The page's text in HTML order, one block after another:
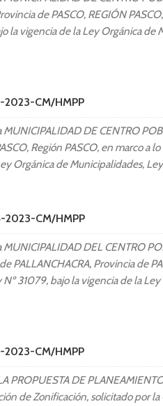
Administrativos)
Presupuesto
Presupuesto
Audiencia
de PASCO, REGIÓN
la vigencia de la Ley Orgánica de
2023-CM/HMPP
DE CENTRO
Región PASCO, en marco a
Orgánica de Municipalidades,
2023-CM/HMPP
DEL CENTRO
PALLANCHACRA, Provincia de
31079, bajo la vigencia de la
2023-CM/HMPP
PROPUESTA DE
de Zonificación, solicitado por